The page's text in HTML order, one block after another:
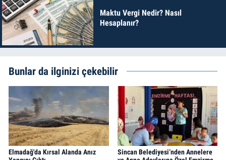
Maktu Vergi Nedir? Nasıl
Hesaplanır?
Bunlar da ilginizi çekebilir
Elmadağ'da Kırsal Alanda Anız
Sincan Belediyesi’nden Annelere